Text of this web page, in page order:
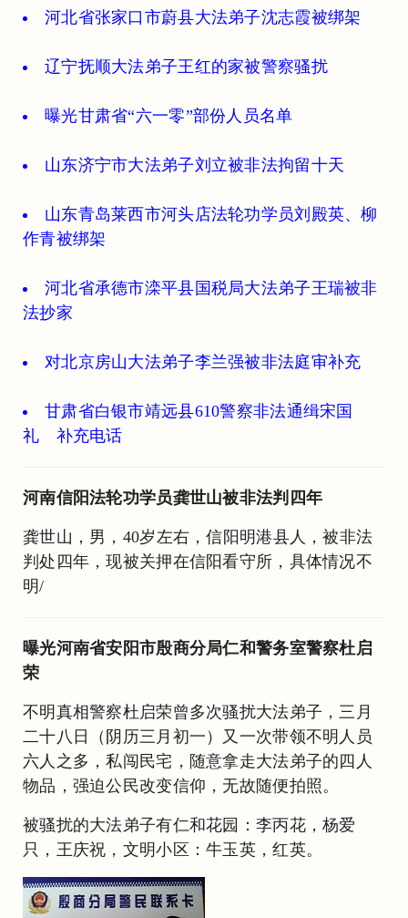
河北省张家口市蔚县大法弟子沈志霞被绑架
辽宁抚顺大法弟子王红的家被警察骚扰
曝光甘肃省“六一零”部份人员名单
山东济宁市大法弟子刘立被非法拘留十天
山东青岛莱西市河头店法轮功学员刘殿英、柳
作青被绑架
河北省承德市滦平县国税局大法弟子王瑞被非
法抄家
对北京房山大法弟子李兰强被非法庭审补充
甘肃省白银市靖远县610警察非法通缉宋国
礼 补充电话
河南信阳法轮功学员龚世山被非法判四年
龚世山，男，40岁左右，信阳明港县人，被非法
判处四年，现被关押在信阳看守所，具体情况不
明/
曝光河南省安阳市殷商分局仁和警务室警察杜启
荣
不明真相警察杜启荣曾多次骚扰大法弟子，三月
二十八日（阴历三月初一）又一次带领不明人员
六人之多，私闯民宅，随意拿走大法弟子的四人
物品，强迫公民改变信仰，无故随便拍照。
被骚扰的大法弟子有仁和花园：李丙花，杨爱
只，王庆祝，文明小区：牛玉英，红英。